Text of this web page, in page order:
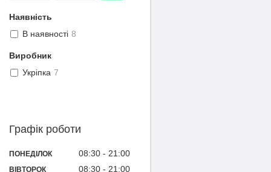
Наявність
В наявності 8
Виробник
Укріпка 7
Графік роботи
ПОНЕДІЛОК 08:30 21:00
ВІВТОРОК 08:30 21:00